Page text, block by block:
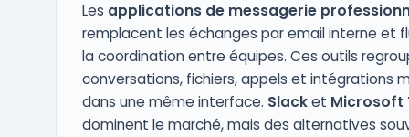
Les applications de messagerie
remplacent les échanges par email interne et
la coordination entre équipes. Ces outils
conversations, fichiers, appels et intégrations
dans une même interface. Slacket Microsoft
dominent le marché, mais des alternatives